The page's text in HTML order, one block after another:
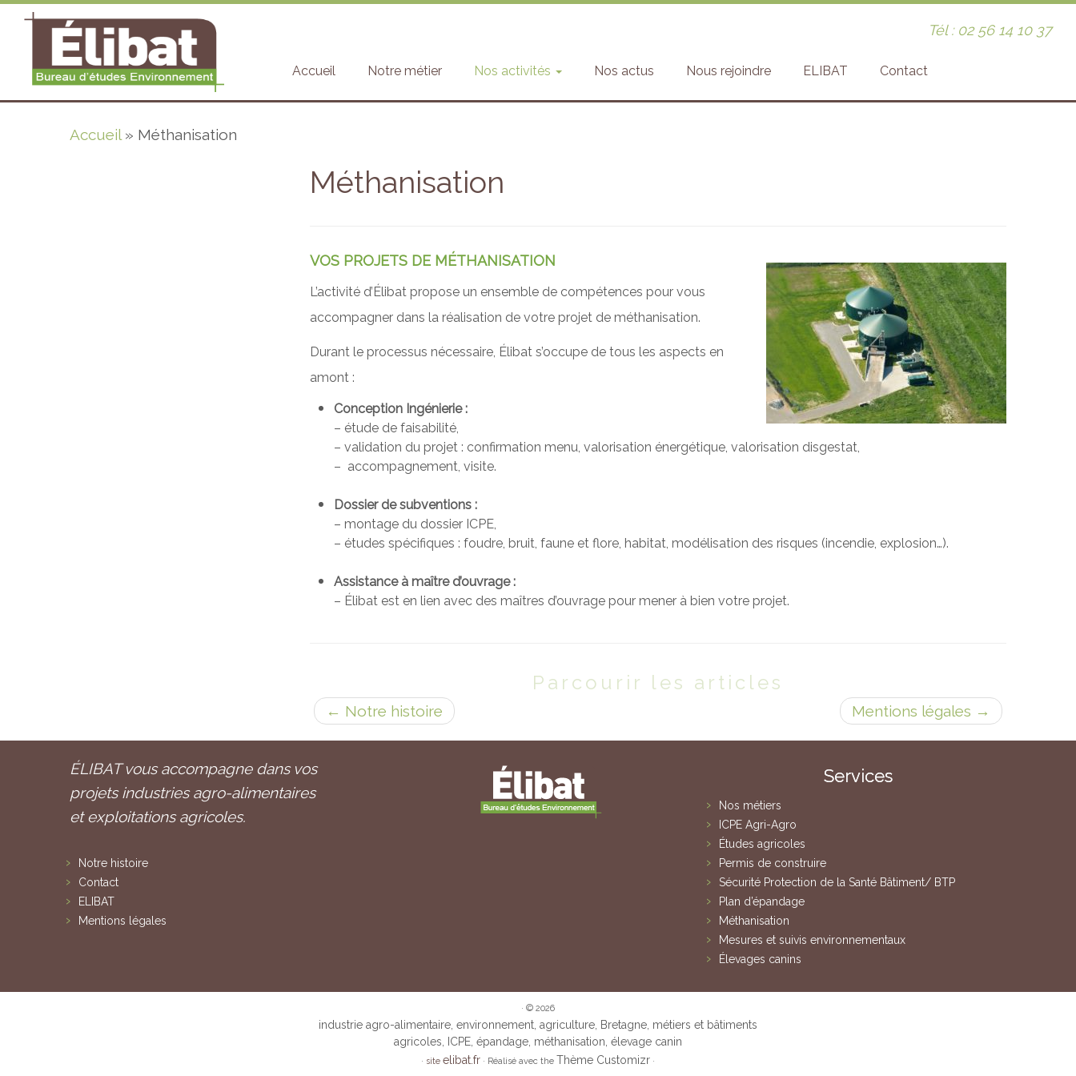
Tél : 02 56 14 10 37
Accueil Notre métier Nos activités Nos actus Nous rejoindre ELIBAT Contact
Accueil » Méthanisation
Méthanisation
VOS PROJETS DE MÉTHANISATION
L’activité d’Élibat propose un ensemble de compétences pour vous
accompagner dans la réalisation de votre projet de méthanisation.
Durant le processus nécessaire, Élibat s’occupe de tous les aspects en
amont :
Conception Ingénierie :
– étude de faisabilité,
– validation du projet : confirmation menu, valorisation énergétique, valorisation disgestat,
– accompagnement, visite.
Dossier de subventions :
– montage du dossier ICPE,
– études spécifiques : foudre, bruit, faune et flore, habitat, modélisation des risques (incendie, explosion…).
Assistance à maître d’ouvrage :
– Élibat est en lien avec des maîtres d’ouvrage pour mener à bien votre projet.
Parcourir les articles
← Notre histoire Mentions légales →
ÉLIBAT vous accompagne dans vos
projets industries agro-alimentaires
et exploitations agricoles.
Notre histoire
Contact
ELIBAT
Mentions légales
Services
Nos métiers
ICPE Agri-Agro
Études agricoles
Permis de construire
Sécurité Protection de la Santé Bâtiment/ BTP
Plan d’épandage
Méthanisation
Mesures et suivis environnementaux
Élevages canins
· © 2026
industrie agro-alimentaire, environnement, agriculture, Bretagne, métiers et bâtiments
agricoles, ICPE, épandage, méthanisation, élevage canin
· site elibat.fr · Réalisé avec the Thème Customizr ·